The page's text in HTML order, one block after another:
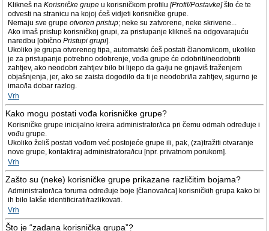
Klikneš na Korisničke grupe u korisničkom profilu [Profil/Postavke]što će te
odvesti na stranicu na kojoj ćeš vidjeti korisničke grupe.
Nemaju sve grupe otvoren pristup; neke su zatvorene, neke skrivene...
Ako imaš pristup korisničkoj grupi, za pristupanje klikneš na odgovarajuću
naredbu [obično Pristupi grupi].
Ukoliko je grupa otvorenog tipa, automatski ćeš postati članom/icom, ukoliko
je za pristupanje potrebno odobrenje, vođa grupe će odobriti/neodobriti
zahtjev, ako neodobri zahtjev bilo bi lijepo da ga/ju ne gnjaviš traženjem
objašnjenja, jer, ako se zaista dogodilo da ti je neodobri/la zahtjev, sigurno je
imao/la dobar razlog.
Vrh
Kako mogu postati vođa korisničke grupe?
Korisničke grupe inicijalno kreira administrator/ica pri čemu odmah određuje i
vođu grupe.
Ukoliko želiš postati vođom već postojeće grupe ili, pak, (za)tražiti otvaranje
nove grupe, kontaktiraj administratora/icu [npr. privatnom porukom].
Vrh
Zašto su (neke) korisničke grupe prikazane različitim bojama?
Administrator/ica foruma određuje boje [članova/ica] korisničkih grupa kako bi
ih bilo lakše identificirati/razlikovati.
Vrh
Što je “zadana korisnička grupa”?